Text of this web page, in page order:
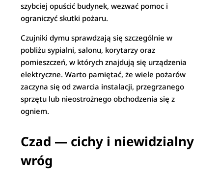
szybciej opuścić budynek, wezwać pomoc i
ograniczyć skutki pożaru.
Czujniki dymu sprawdzają się szczególnie w
pobliżu sypialni, salonu, korytarzy oraz
pomieszczeń, w których znajdują się urządzenia
elektryczne. Warto pamiętać, że wiele pożarów
zaczyna się od zwarcia instalacji, przegrzanego
sprzętu lub nieostrożnego obchodzenia się z
ogniem.
Czad — cichy i niewidzialny
wróg